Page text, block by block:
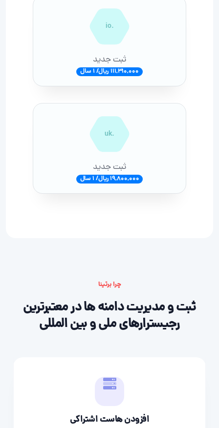
.io
ثبت جدید
111,310,000 ریال/ 1 سال
.uk
ثبت جدید
19,800,000 ریال/ 1 سال
چرا برتینا
ثبت و مدیریت دامنه ها در معتبرترین
رجیسترارهای ملی و بین المللی
افزودن هاست اشتراکی